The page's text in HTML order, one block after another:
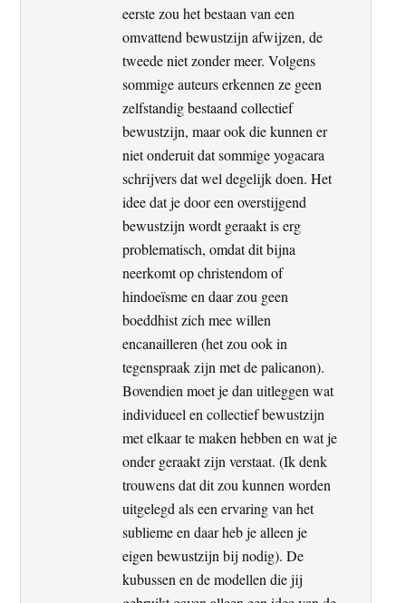
eerste zou het bestaan van een
omvattend bewustzijn afwijzen, de
tweede niet zonder meer. Volgens
sommige auteurs erkennen ze geen
zelfstandig bestaand collectief
bewustzijn, maar ook die kunnen er
niet onderuit dat sommige yogacara
schrijvers dat wel degelijk doen. Het
idee dat je door een overstijgend
bewustzijn wordt geraakt is erg
problematisch, omdat dit bijna
neerkomt op christendom of
hindoeïsme en daar zou geen
boeddhist zich mee willen
encanailleren (het zou ook in
tegenspraak zijn met de palicanon).
Bovendien moet je dan uitleggen wat
individueel en collectief bewustzijn
met elkaar te maken hebben en wat je
onder geraakt zijn verstaat. (Ik denk
trouwens dat dit zou kunnen worden
uitgelegd als een ervaring van het
sublieme en daar heb je alleen je
eigen bewustzijn bij nodig). De
kubussen en de modellen die jij